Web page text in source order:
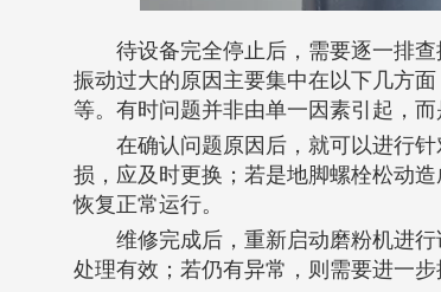
待设备完全停止后，需要逐一排
振动过大的原因主要集中在以下几方
等。有时问题并非由单一因素引起，
在确认问题原因后，就可以进行
损，应及时更换；若是地脚螺栓松动
恢复正常运行。
维修完成后，重新启动磨粉机进
处理有效；若仍有异常，则需要进一步